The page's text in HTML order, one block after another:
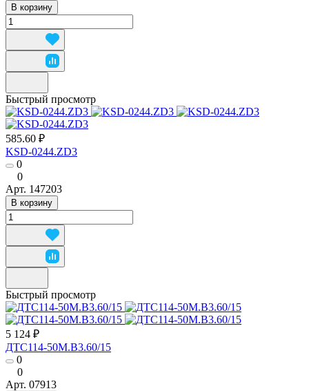
В корзину
Быстрый просмотр
585.60 ₽
KSD-0244.ZD3
0
0
Арт. 147203
В корзину
Быстрый просмотр
5 124 ₽
ДТС114-50М.В3.60/15
0
0
Арт. 07913